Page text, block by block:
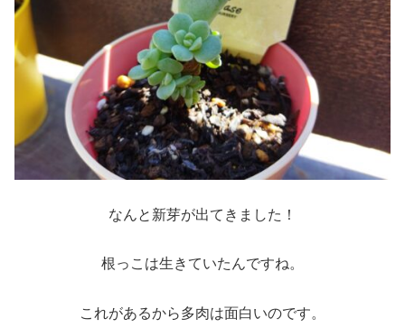
なんと新芽が出てきました！
根っこは生きていたんですね。
これがあるから多肉は面白いのです。